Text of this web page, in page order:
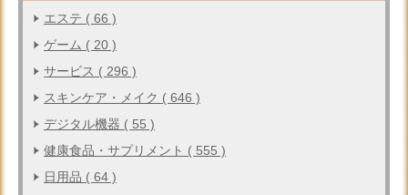
エステ ( 66 )
ゲーム ( 20 )
サービス ( 296 )
スキンケア・メイク ( 646 )
デジタル機器 ( 55 )
健康食品・サプリメント ( 555 )
日用品 ( 64 )